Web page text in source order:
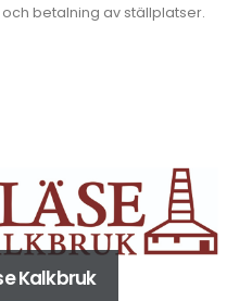
och betalning av ställplatser.
Kalkbruk